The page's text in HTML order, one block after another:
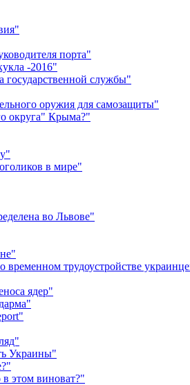
порта"
-2016"
государственной службы"
оружия для самозащиты"
округа" Крыма?"
в мире"
во Львове"
трудоустройстве
ядер"
Украины"
этом виноват?"